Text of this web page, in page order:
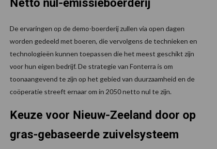
Netto nul-emissieboerderij
De ervaringen op de demo-boerderij zullen via open dagen
worden gedeeld met boeren, die vervolgens de technieken en
technologieën kunnen toepassen die het meest geschikt zijn
voor hun eigen bedrijf. De strategie van Fonterra is om
toonaangevend te zijn op het gebied van duurzaamheid en de
coöperatie streeft ernaar om in 2050 netto nul te zijn.
Keuze voor Nieuw-Zeeland door op
gras-gebaseerde zuivelsysteem